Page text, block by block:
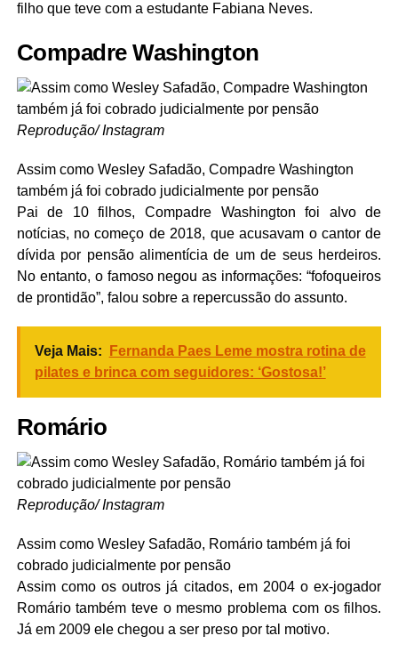
filho que teve com a estudante Fabiana Neves.
Compadre Washington
Reprodução/ Instagram
Assim como Wesley Safadão, Compadre Washington
também já foi cobrado judicialmente por pensão
Pai de 10 filhos, Compadre Washington foi alvo de
notícias, no começo de 2018, que acusavam o cantor de
dívida por pensão alimentícia de um de seus herdeiros.
No entanto, o famoso negou as informações: “fofoqueiros
de prontidão”, falou sobre a repercussão do assunto.
Veja Mais:
Fernanda Paes Leme mostra rotina de
pilates e brinca com seguidores: ‘Gostosa!’
Romário
Reprodução/ Instagram
Assim como Wesley Safadão, Romário também já foi
cobrado judicialmente por pensão
Assim como os outros já citados, em 2004 o ex-jogador
Romário também teve o mesmo problema com os filhos.
Já em 2009 ele chegou a ser preso por tal motivo.